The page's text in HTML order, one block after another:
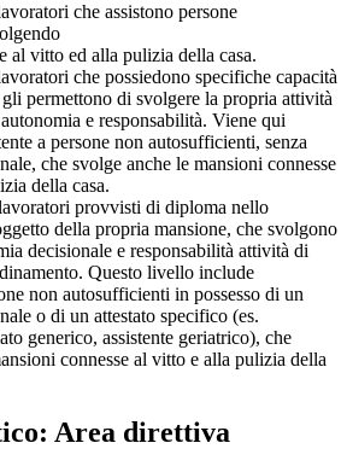
che assistono persone
al vitto ed alla pulizia della casa.
che possiedono specifiche capacità
permettono di svolgere la propria attività
e responsabilità. Viene qui
a persone non autosufficienti, senza
che svolge anche le mansioni connesse
della casa.
provvisti di diploma nello
della propria mansione, che svolgono
decisionale e responsabilità attività di
Questo livello include
non autosufficienti in possesso di un
o di un attestato specifico (es.
generico, assistente geriatrico), che
connesse al vitto e alla pulizia della
Area direttiva